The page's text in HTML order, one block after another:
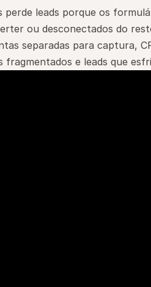
perde leads porque os
ou desconectados do
separadas para captura,
fragmentados e leads que